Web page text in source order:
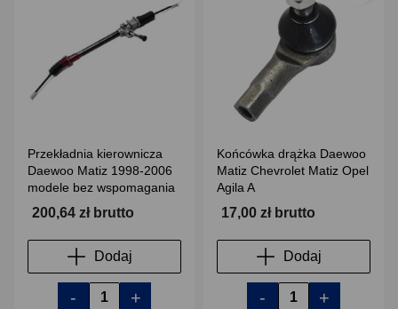
Przekładnia kierownicza
Daewoo Matiz 1998-2006
modele bez wspomagania
200,64 zł brutto
Dodaj
- +
Końcówka drążka Daewoo
Matiz Chevrolet Matiz Opel
Agila A
17,00 zł brutto
Dodaj
- +